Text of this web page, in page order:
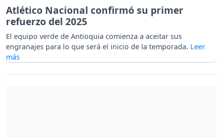
Atlético Nacional confirmó su primer
refuerzo del 2025
El equipo verde de Antioquia comienza a aceitar sus
engranajes para lo que será el inicio de la temporada.